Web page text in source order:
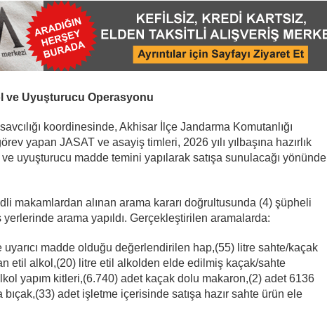
ve Uyuşturucu Operasyonu
koordinesinde, Akhisar İlçe Jandarma Komutanlığı
yapan JASAT ve asayiş timleri, 2026 yılı yılbaşına hazırlık
uyuşturucu madde temini yapılarak satışa sunulacağı yönünde
makamlardan alınan arama kararı doğrultusunda (4) şüpheli
yerlerinde arama yapıldı. Gerçekleştirilen aramalarda:
madde olduğu değerlendirilen hap,(55) litre sahte/kaçak
etil alkol,(20) litre etil alkolden elde edilmiş kaçak/sahte
yapım kitleri,(6.740) adet kaçak dolu makaron,(2) adet 6136
bıçak,(33) adet işletme içerisinde satışa hazır sahte ürün ele